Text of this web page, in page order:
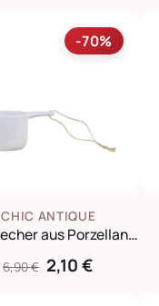
-70%
CHIC ANTIQUE
Messbecher aus Porzellan zum Aufhängen
6,90 € 2,10 €